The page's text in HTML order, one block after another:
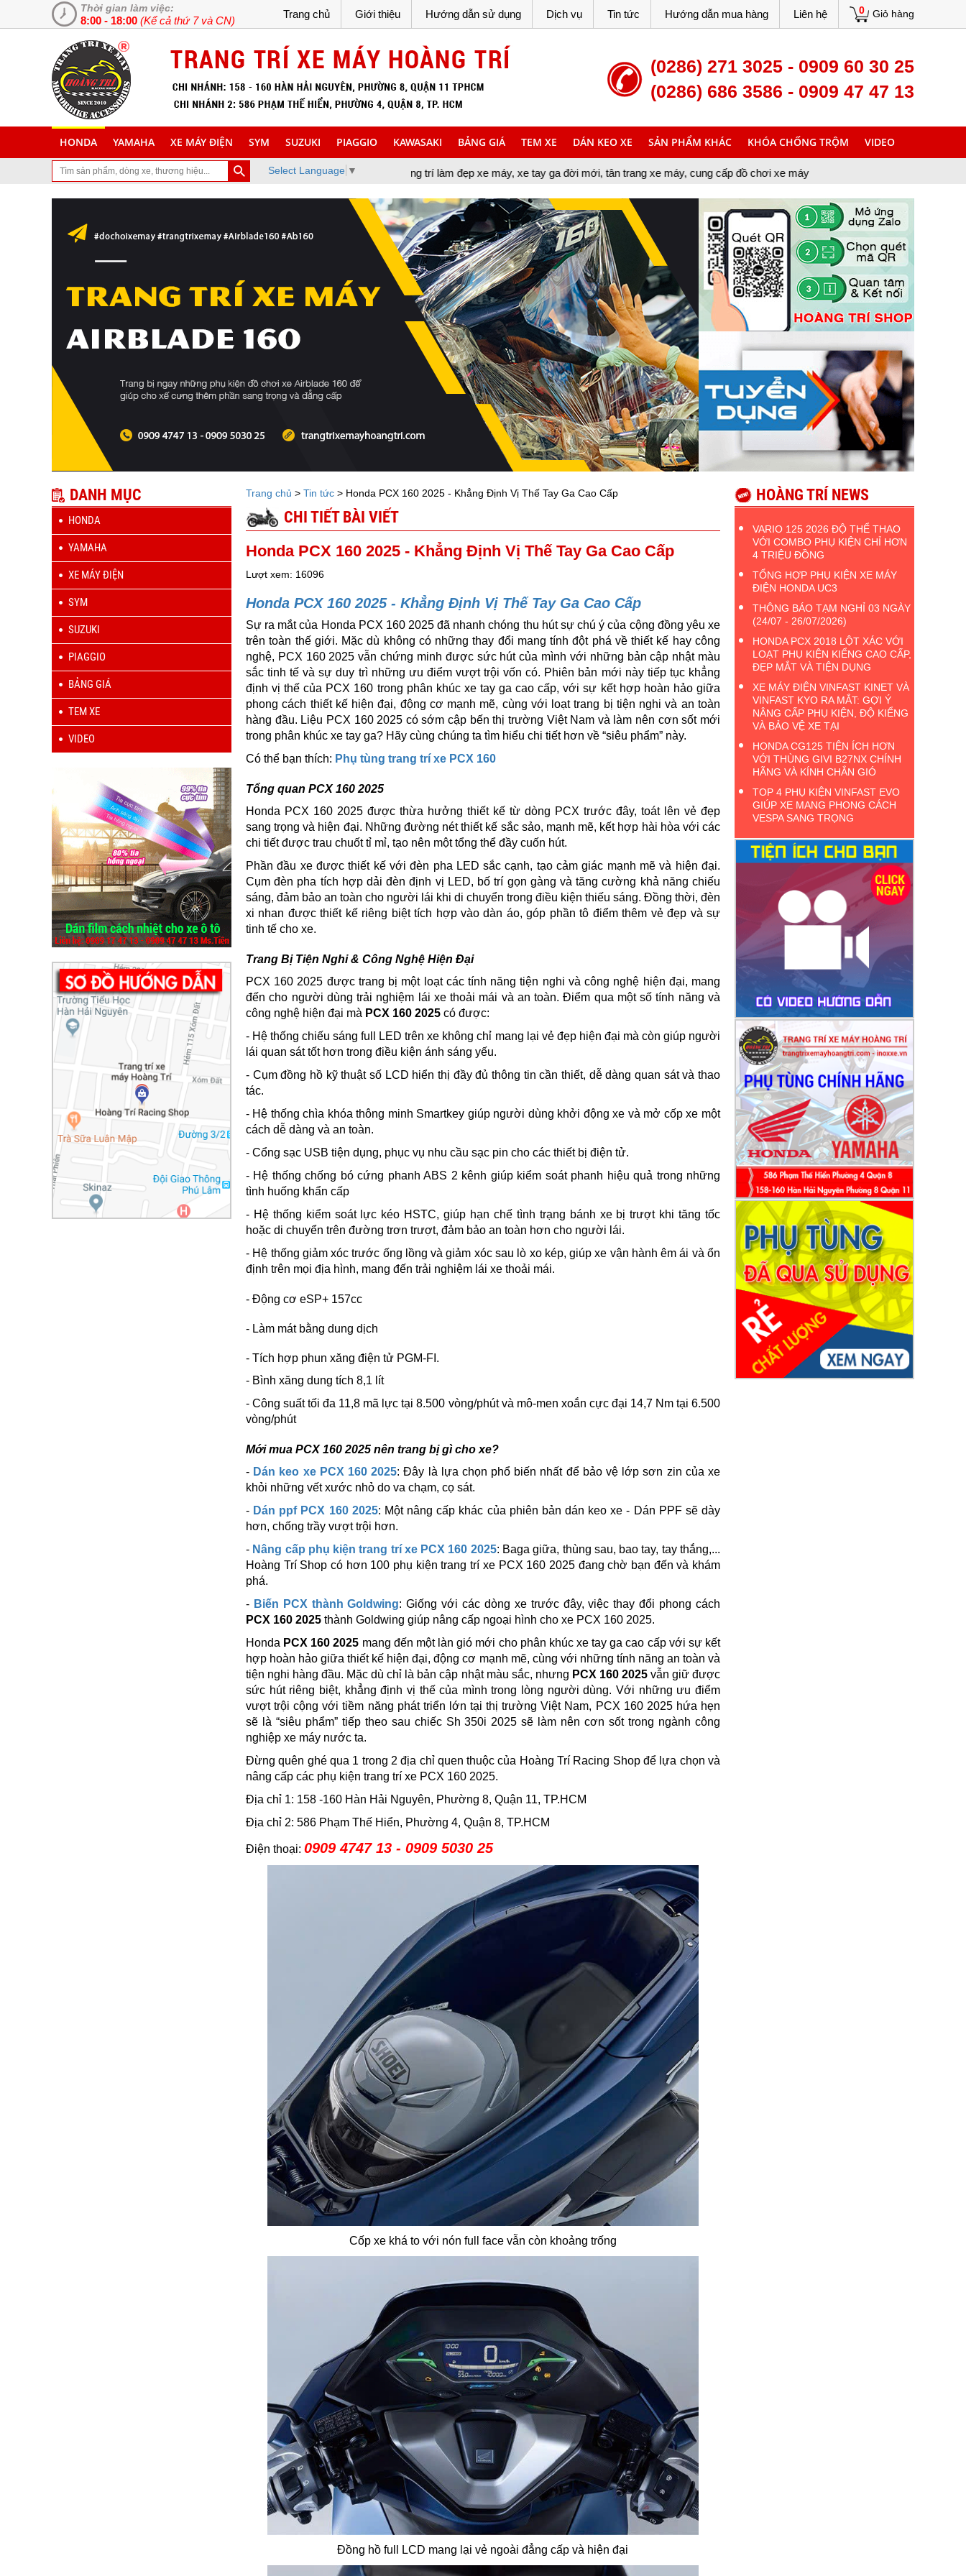
Thời gian làm việc:
8:00 - 18:00 (Kể cả thứ 7 và CN)
0 Giỏ hàng
Trang chủ Giới thiệu Hướng dẫn sử dụng Dịch vụ Tin tức Hướng dẫn mua hàng Liên hệ
(0286) 271 3025 - 0909 60 30 25
(0286) 686 3586 - 0909 47 47 13
HONDA YAMAHA XE MÁY ĐIỆN SYM SUZUKI PIAGGIO KAWASAKI BẢNG GIÁ TEM XE DÁN KEO XE SẢN PHẨM KHÁC KHÓA CHỐNG TRỘM VIDEO
Select Language ▼
đã ghé thăm trang Web chuyên cung cấp và lắp đặt phụ tùng inox trang trí làm đẹp xe máy, xe tay ga đời mới, tân trang xe máy, cung cấp đồ chơi xe máy
DANH MỤC
HONDA
YAMAHA
XE MÁY ĐIỆN
SYM
SUZUKI
PIAGGIO
BẢNG GIÁ
TEM XE
VIDEO
Trang chủ > Tin tức> Honda PCX 160 2025 - Khẳng Định Vị Thế Tay Ga Cao Cấp
CHI TIẾT BÀI VIẾT
Honda PCX 160 2025 - Khẳng Định Vị Thế Tay Ga Cao Cấp
Lượt xem: 16096
Honda PCX 160 2025 - Khẳng Định Vị Thế Tay Ga Cao Cấp
Sự ra mắt của Honda PCX 160 2025 đã nhanh chóng thu hút sự chú ý của cộng đồng yêu xe
trên toàn thế giới. Mặc dù không có những thay đổi mang tính đột phá về thiết kế hay công
nghệ, PCX 160 2025 vẫn chứng minh được sức hút của mình với những bản cập nhật màu
sắc tinh tế và sự duy trì những ưu điểm vượt trội vốn có. Phiên bản mới này tiếp tục khẳng
định vị thế của PCX 160 trong phân khúc xe tay ga cao cấp, với sự kết hợp hoàn hảo giữa
phong cách thiết kế hiện đại, động cơ mạnh mẽ, cùng với loạt trang bị tiện nghi và an toàn
hàng đầu. Liệu PCX 160 2025 có sớm cập bến thị trường Việt Nam và làm nên cơn sốt mới
trong phân khúc xe tay ga? Hãy cùng chúng ta tìm hiểu chi tiết hơn về “siêu phẩm” này.
Có thể bạn thích: Phụ tùng trang trí xe PCX 160
Tổng quan PCX 160 2025
Honda PCX 160 2025 được thừa hưởng thiết kế từ dòng PCX trước đây, toát lên vẻ đẹp
sang trọng và hiện đại. Những đường nét thiết kế sắc sảo, mạnh mẽ, kết hợp hài hòa với các
chi tiết được trau chuốt tỉ mỉ, tạo nên một tổng thể đầy cuốn hút.
Phần đầu xe được thiết kế với đèn pha LED sắc cạnh, tạo cảm giác mạnh mẽ và hiện đại.
Cụm đèn pha tích hợp dải đèn định vị LED, bố trí gọn gàng và tăng cường khả năng chiếu
sáng, đảm bảo an toàn cho người lái khi di chuyển trong điều kiện thiếu sáng. Đồng thời, đèn
xi nhan được thiết kế riêng biệt tích hợp vào dàn áo, góp phần tô điểm thêm vẻ đẹp và sự
tinh tế cho xe.
Trang Bị Tiện Nghi & Công Nghệ Hiện Đại
PCX 160 2025 được trang bị một loạt các tính năng tiện nghi và công nghệ hiện đại, mang
đến cho người dùng trải nghiệm lái xe thoải mái và an toàn. Điểm qua một số tính năng và
công nghệ hiện đại mà PCX 160 2025có được:
- Hệ thống chiếu sáng full LED trên xe không chỉ mang lại vẻ đẹp hiện đại mà còn giúp người
lái quan sát tốt hơn trong điều kiện ánh sáng yếu.
- Cụm đồng hồ kỹ thuật số LCD hiển thị đầy đủ thông tin cần thiết, dễ dàng quan sát và thao
tác.
- Hệ thống chìa khóa thông minh Smartkey giúp người dùng khởi động xe và mở cốp xe một
cách dễ dàng và an toàn.
- Cổng sạc USB tiện dụng, phục vụ nhu cầu sạc pin cho các thiết bị điện tử.
- Hệ thống chống bó cứng phanh ABS 2 kênh giúp kiểm soát phanh hiệu quả trong những
tình huống khẩn cấp
- Hệ thống kiểm soát lực kéo HSTC, giúp hạn chế tình trạng bánh xe bị trượt khi tăng tốc
hoặc di chuyển trên đường trơn trượt, đảm bảo an toàn hơn cho người lái.
- Hệ thống giảm xóc trước ống lồng và giảm xóc sau lò xo kép, giúp xe vận hành êm ái và ổn
định trên mọi địa hình, mang đến trải nghiệm lái xe thoải mái.
- Động cơ eSP+ 157cc
- Làm mát bằng dung dịch
- Tích hợp phun xăng điện tử PGM-FI.
- Bình xăng dung tích 8,1 lít
- Công suất tối đa 11,8 mã lực tại 8.500 vòng/phút và mô-men xoắn cực đại 14,7 Nm tại 6.500
vòng/phút
Mới mua PCX 160 2025 nên trang bị gì cho xe?
- Dán keo xe PCX 160 2025: Đây là lựa chọn phổ biến nhất để bảo vệ lớp sơn zin của xe
khỏi những vết xước nhỏ do va chạm, cọ sát.
- Dán ppf PCX 160 2025: Một nâng cấp khác của phiên bản dán keo xe - Dán PPF sẽ dày
hơn, chống trầy vượt trội hơn.
- Nâng cấp phụ kiện trang trí xe PCX 160 2025: Baga giữa, thùng sau, bao tay, tay thắng,...
Hoàng Trí Shop có hơn 100 phụ kiện trang trí xe PCX 160 2025 đang chờ bạn đến và khám
phá.
- Biến PCX thành Goldwing: Giống với các dòng xe trước đây, việc thay đổi phong cách
PCX 160 2025thành Goldwing giúp nâng cấp ngoại hình cho xe PCX 160 2025.
Honda PCX 160 2025 mang đến một làn gió mới cho phân khúc xe tay ga cao cấp với sự kết
hợp hoàn hảo giữa thiết kế hiện đại, động cơ mạnh mẽ, cùng với những tính năng an toàn và
tiện nghi hàng đầu. Mặc dù chỉ là bản cập nhật màu sắc, nhưng PCX 160 2025vẫn giữ được
sức hút riêng biệt, khẳng định vị thế của mình trong lòng người dùng. Với những ưu điểm
vượt trội cộng với tiềm năng phát triển lớn tại thị trường Việt Nam, PCX 160 2025 hứa hẹn
sẽ là “siêu phẩm” tiếp theo sau chiếc Sh 350i 2025 sẽ làm nên cơn sốt trong ngành công
nghiệp xe máy nước ta.
Đừng quên ghé qua 1 trong 2 địa chỉ quen thuộc của Hoàng Trí Racing Shop để lựa chọn và
nâng cấp các phụ kiện trang trí xe PCX 160 2025.
Địa chỉ 1: 158 -160 Hàn Hải Nguyên, Phường 8, Quận 11, TP.HCM
Địa chỉ 2: 586 Phạm Thế Hiển, Phường 4, Quận 8, TP.HCM
Điện thoại: 0909 4747 13 - 0909 5030 25
Cốp xe khá to với nón full face vẫn còn khoảng trống
Đồng hồ full LCD mang lại vẻ ngoài đẳng cấp và hiện đại
HOÀNG TRÍ NEWS
VARIO 125 2026 ĐỘ THỂ THAO
VỚI COMBO PHỤ KIỆN CHỈ HƠN
4 TRIỆU ĐỒNG
TỔNG HỢP PHỤ KIỆN XE MÁY
ĐIỆN HONDA UC3
THÔNG BÁO TẠM NGHỈ 03 NGÀY
(24/07 - 26/07/2026)
HONDA PCX 2018 LỘT XÁC VỚI
LOẠT PHỤ KIỆN KIỂNG CAO CẤP,
ĐẸP MẮT VÀ TIỆN DỤNG
XE MÁY ĐIỆN VINFAST KINET VÀ
VINFAST KYO RA MẮT: GỢI Ý
NÂNG CẤP PHỤ KIỆN, ĐỘ KIỂNG
VÀ BẢO VỆ XE TẠI
HONDA CG125 TIỆN ÍCH HƠN
VỚI THÙNG GIVI B27NX CHÍNH
HÃNG VÀ KÍNH CHẮN GIÓ
TOP 4 PHỤ KIỆN VINFAST EVO
GIÚP XE MANG PHONG CÁCH
VESPA SANG TRỌNG